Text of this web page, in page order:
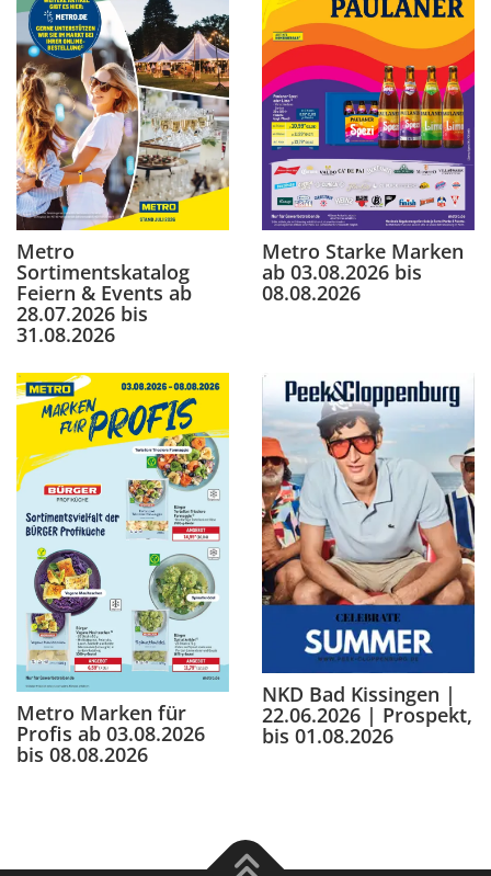
Metro
Sortimentskatalog
Feiern & Events ab
28.07.2026 bis
31.08.2026
Metro Starke Marken
ab 03.08.2026 bis
08.08.2026
Metro Marken für
Profis ab 03.08.2026
bis 08.08.2026
NKD Bad Kissingen |
22.06.2026 | Prospekt,
bis 01.08.2026